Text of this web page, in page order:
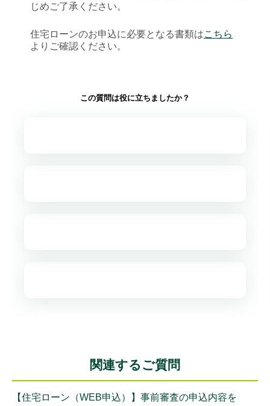
じめご了承ください。
住宅ローンのお申込に必要となる書類はこちら
よりご確認ください。
この質問は役に立ちましたか？
関連するご質問
【住宅ローン（WEB申込）】事前審査の申込内容を